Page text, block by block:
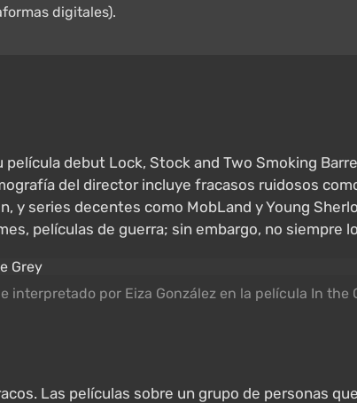
digitales).
debut Lock, Stock and Two Smoking
del director incluye fracasos ruidosos
y series decentes como MobLand y Young
películas de guerra; sin embargo, no siempre
interpretado por Eiza González en la película In the
Las películas sobre un grupo de personas